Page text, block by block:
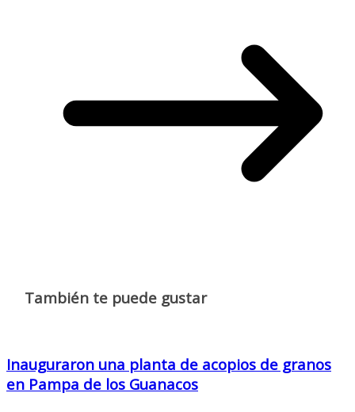
También te puede gustar
Inauguraron una planta de acopios de granos
en Pampa de los Guanacos